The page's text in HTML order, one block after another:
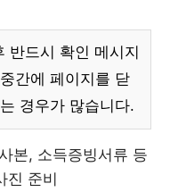
반드시 확인 메시지
간에 페이지를 닫
경우가 많습니다.
본, 소득증빙서류 등
진 준비